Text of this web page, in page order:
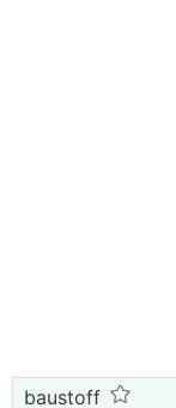
baustoff